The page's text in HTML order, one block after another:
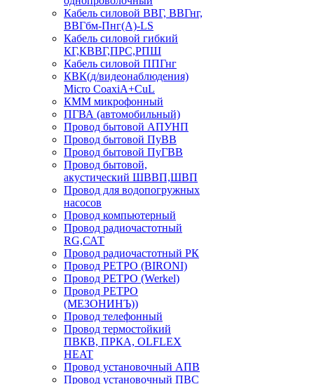
Кабель силовой ВВГ, ВВГнг,
ВВГбм-Пнг(А)-LS
Кабель силовой гибкий
КГ,КВВГ,ПРС,РПШ
Кабель силовой ППГнг
КВК(д/видеонаблюдения)
Micro CoaxiA+CuL
КММ микрофонный
ПГВА (автомобильный)
Провод бытовой АПУНП
Провод бытовой ПуВВ
Провод бытовой ПуГВВ
Провод бытовой,
акустический ШВВП,ШВП
Провод для водопогружных
насосов
Провод компьютерный
Провод радиочастотный
RG,САТ
Провод радиочастотный РК
Провод РЕТРО (BIRONI)
Провод РЕТРО (Werkel)
Провод РЕТРО
(МЕЗОНИНЪ))
Провод телефонный
Провод термостойкий
ПВКВ, ПРКА, OLFLEX
HEAT
Провод установочный АПВ
Провод установочный ПВС